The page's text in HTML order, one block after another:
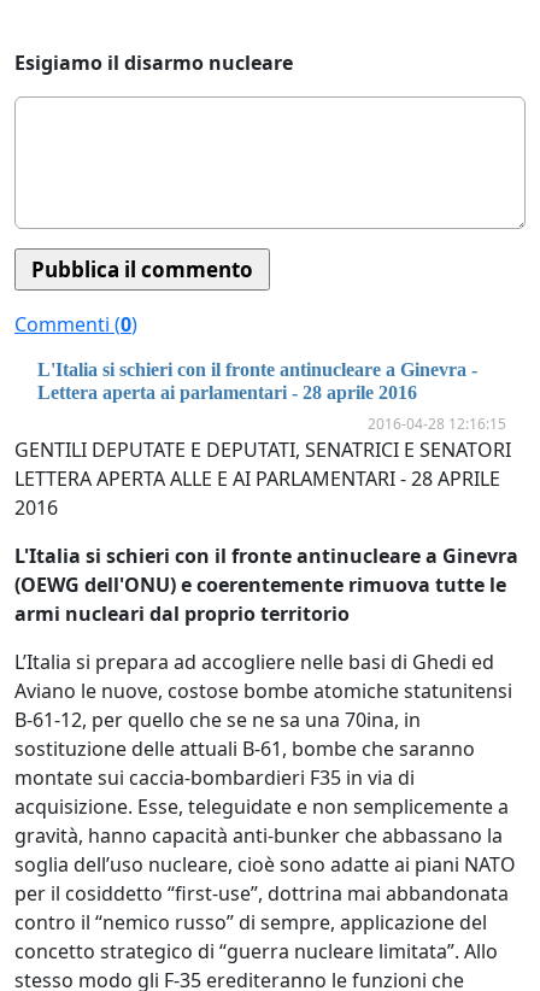
Esigiamo il disarmo nucleare
Commenti (0)
L'Italia si schieri con il fronte antinucleare a Ginevra -
Lettera aperta ai parlamentari - 28 aprile 2016
2016-04-28 12:16:15
GENTILI DEPUTATE E DEPUTATI, SENATRICI E SENATORI
LETTERA APERTA ALLE E AI PARLAMENTARI - 28 APRILE
2016
L'Italia si schieri con il fronte antinucleare a Ginevra
(OEWG dell'ONU) e coerentemente rimuova tutte le
armi nucleari dal proprio territorio
L’Italia si prepara ad accogliere nelle basi di Ghedi ed
Aviano le nuove, costose bombe atomiche statunitensi
B-61-12, per quello che se ne sa una 70ina, in
sostituzione delle attuali B-61, bombe che saranno
montate sui caccia-bombardieri F35 in via di
acquisizione. Esse, teleguidate e non semplicemente a
gravità, hanno capacità anti-bunker che abbassano la
soglia dell’uso nucleare, cioè sono adatte ai piani NATO
per il cosiddetto “first-use”, dottrina mai abbandonata
contro il “nemico russo” di sempre, applicazione del
concetto strategico di “guerra nucleare limitata”. Allo
stesso modo gli F-35 erediteranno le funzioni che